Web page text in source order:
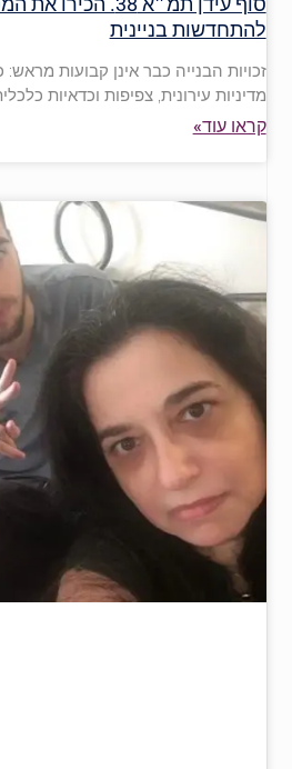
להתחדשות בניינית
זכויות הבנייה כבר אינן קבועות מראש:
מדיניות עירונית, צפיפות וכדאיות
קראו עוד»